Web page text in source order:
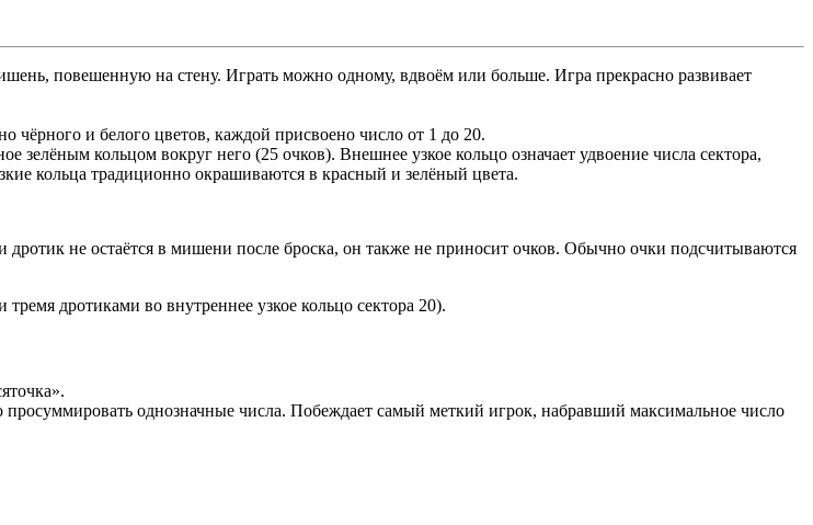
повешенную на стену. Играть можно одному, вдвоём или больше. Игра прекрасно развивает
чёрного и белого цветов, каждой присвоено число от 1 до 20.
зелёным кольцом вокруг него (25 очков). Внешнее узкое кольцо означает удвоение числа сектора,
кольца традиционно окрашиваются в красный и зелёный цвета.
дротик не остаётся в мишени после броска, он также не приносит очков. Обычно очки подсчитываются
дротиками во внутреннее узкое кольцо сектора 20).
однозначные числа. Побеждает самый меткий игрок, набравший максимальное число